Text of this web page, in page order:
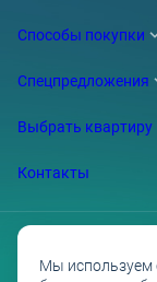
Способы покупки
Спецпредложения
Выбрать квартиру
Контакты
Мы используем